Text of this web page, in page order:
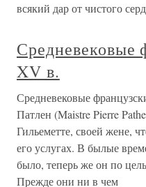
всякий дар от чистого
Средневековые
XV в.
Средневековые
Патлен (Maistre Pierre
Гильеметте, своей жене,
его услугах. В былые
было, теперь же он по
Прежде они ни в чем